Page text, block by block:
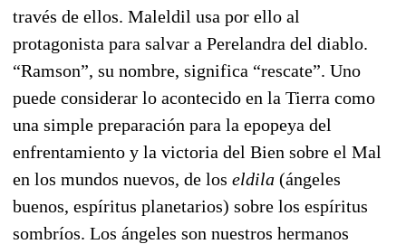
través de ellos. Maleldil usa por ello al
protagonista para salvar a Perelandra del diablo.
“Ramson”, su nombre, significa “rescate”. Uno
puede considerar lo acontecido en la Tierra como
una simple preparación para la epopeya del
enfrentamiento y la victoria del Bien sobre el Mal
en los mundos nuevos, de los eldila (ángeles
buenos, espíritus planetarios) sobre los espíritus
sombríos. Los ángeles son nuestros hermanos